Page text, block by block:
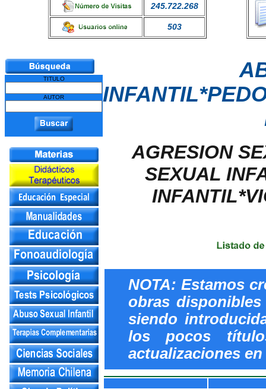
245.722.268
503
TITULO
AUTOR
AGRESION
SEXUAL
NOTA: Estamos
obras
siendo
los pocos
actualizaciones